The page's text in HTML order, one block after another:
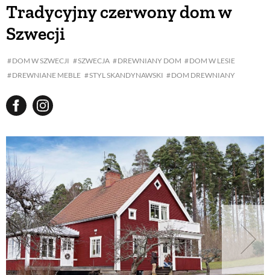
Tradycyjny czerwony dom w
Szwecji
DOM W SZWECJI SZWECJA DREWNIANY DOM
DOM W LESIE
DREWNIANE MEBLE
STYL SKANDYNAWSKI DOM DREWNIANY